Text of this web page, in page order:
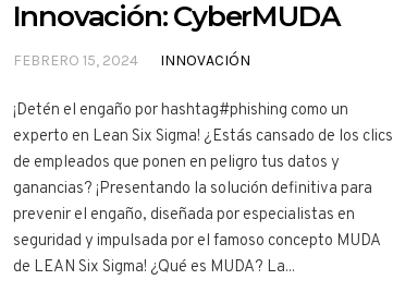
Innovación: CyberMUDA
FEBRERO 15, 2024 INNOVACIÓN
¡Detén el engaño por hashtag#phishing como un
experto en Lean Six Sigma! ¿Estás cansado de los clics
de empleados que ponen en peligro tus datos y
ganancias? ¡Presentando la solución definitiva para
prevenir el engaño, diseñada por especialistas en
seguridad y impulsada por el famoso concepto MUDA
de LEAN Six Sigma! ¿Qué es MUDA? La...